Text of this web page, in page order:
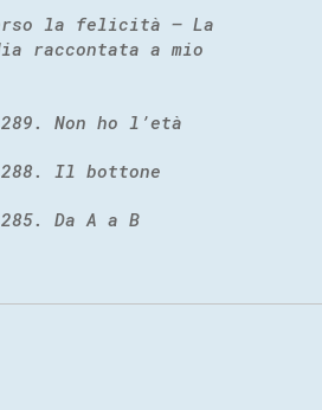
la felicità – La
raccontata a mio
Non ho l’età
288. Il bottone
Da A a B